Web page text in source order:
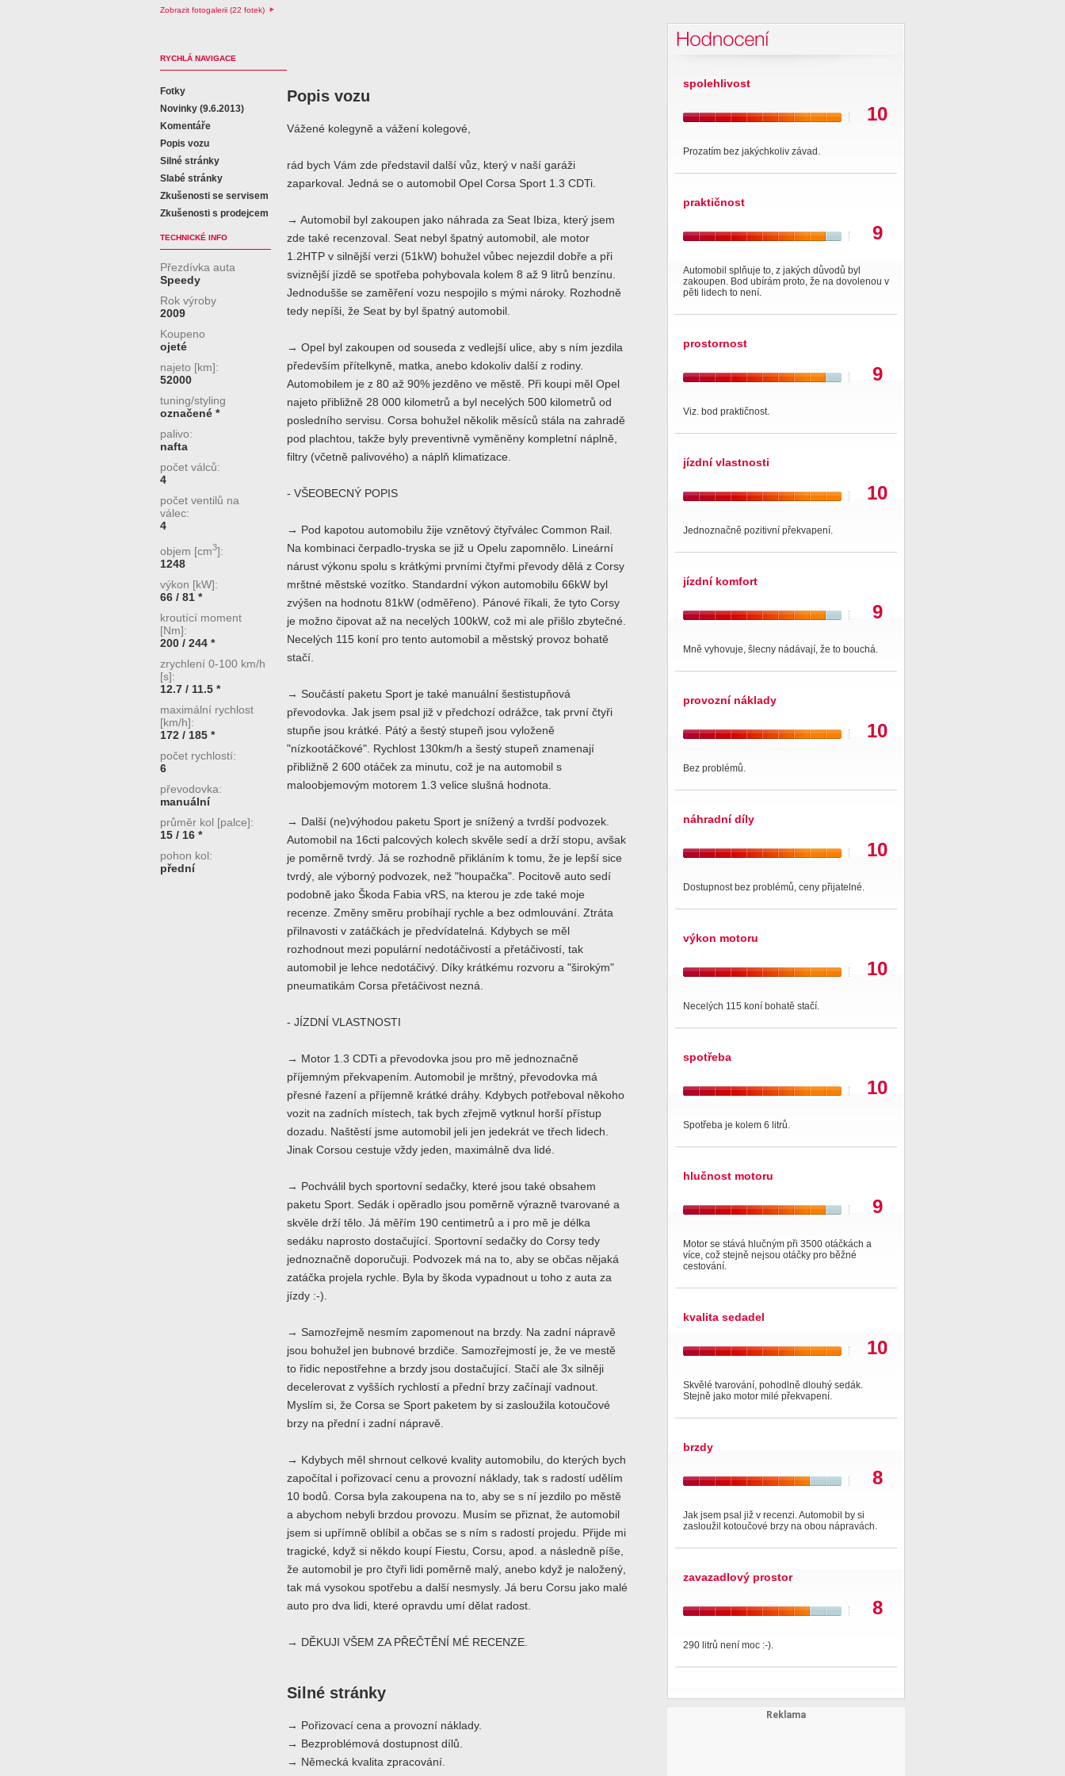
Zobrazit fotogalerii (22 fotek)
RYCHLÁ NAVIGACE
Fotky
Novinky (9.6.2013)
Komentáře
Popis vozu
Silné stránky
Slabé stránky
Zkušenosti se servisem
Zkušenosti s prodejcem
TECHNICKÉ INFO
Přezdívka auta
Speedy
Rok výroby
2009
Koupeno
ojeté
najeto [km]:
52000
tuning/styling
označené *
palivo:
nafta
počet válců:
4
počet ventilů na
válec:
4
objem [cm3]:
1248
výkon [kW]:
66 / 81 *
kroutící moment
[Nm]:
200 / 244 *
zrychlení 0-100 km/h
[s]:
12.7 / 11.5 *
maximální rychlost
[km/h]:
172 / 185 *
počet rychlostí:
6
převodovka:
manuální
průměr kol [palce]:
15 / 16 *
pohon kol:
přední
Popis vozu
Vážené kolegyně a vážení kolegové,
rád bych Vám zde představil další vůz, který v naší garáži
zaparkoval. Jedná se o automobil Opel Corsa Sport 1.3 CDTi.
→ Automobil byl zakoupen jako náhrada za Seat Ibiza, který jsem
zde také recenzoval. Seat nebyl špatný automobil, ale motor
1.2HTP v silnější verzi (51kW) bohužel vůbec nejezdil dobře a při
sviznější jízdě se spotřeba pohybovala kolem 8 až 9 litrů benzínu.
Jednodušše se zaměření vozu nespojilo s mými nároky. Rozhodně
tedy nepíši, že Seat by byl špatný automobil.
→ Opel byl zakoupen od souseda z vedlejší ulice, aby s ním jezdila
především přítelkyně, matka, anebo kdokoliv další z rodiny.
Automobilem je z 80 až 90% jezděno ve městě. Při koupi měl Opel
najeto přibližně 28 000 kilometrů a byl necelých 500 kilometrů od
posledního servisu. Corsa bohužel několik měsíců stála na zahradě
pod plachtou, takže byly preventivně vyměněny kompletní náplně,
filtry (včetně palivového) a náplň klimatizace.
- VŠEOBECNÝ POPIS
→ Pod kapotou automobilu žije vznětový čtyřválec Common Rail.
Na kombinaci čerpadlo-tryska se již u Opelu zapomnělo. Lineární
nárust výkonu spolu s krátkými prvními čtyřmi převody dělá z Corsy
mrštné městské vozítko. Standardní výkon automobilu 66kW byl
zvýšen na hodnotu 81kW (odměřeno). Pánové říkali, že tyto Corsy
je možno čipovat až na necelých 100kW, což mi ale přišlo zbytečné.
Necelých 115 koní pro tento automobil a městský provoz bohatě
stačí.
→ Součástí paketu Sport je také manuální šestistupňová
převodovka. Jak jsem psal již v předchozí odrážce, tak první čtyři
stupňe jsou krátké. Pátý a šestý stupeň jsou vyloženě
"nízkootáčkové". Rychlost 130km/h a šestý stupeň znamenají
přibližně 2 600 otáček za minutu, což je na automobil s
maloobjemovým motorem 1.3 velice slušná hodnota.
→ Další (ne)výhodou paketu Sport je snížený a tvrdší podvozek.
Automobil na 16cti palcových kolech skvěle sedí a drží stopu, avšak
je poměrně tvrdý. Já se rozhodně přikláním k tomu, že je lepší sice
tvrdý, ale výborný podvozek, než "houpačka". Pocitově auto sedí
podobně jako Škoda Fabia vRS, na kterou je zde také moje
recenze. Změny směru probíhají rychle a bez odmlouvání. Ztráta
přilnavosti v zatáčkách je předvídatelná. Kdybych se měl
rozhodnout mezi populární nedotáčivostí a přetáčivostí, tak
automobil je lehce nedotáčivý. Díky krátkému rozvoru a "širokým"
pneumatikám Corsa přetáčivost nezná.
- JÍZDNÍ VLASTNOSTI
→ Motor 1.3 CDTi a převodovka jsou pro mě jednoznačně
příjemným překvapením. Automobil je mrštný, převodovka má
přesné řazení a příjemně krátké dráhy. Kdybych potřeboval někoho
vozit na zadních místech, tak bych zřejmě vytknul horší přístup
dozadu. Naštěstí jsme automobil jeli jen jedekrát ve třech lidech.
Jinak Corsou cestuje vždy jeden, maximálně dva lidé.
→ Pochválil bych sportovní sedačky, které jsou také obsahem
paketu Sport. Sedák i opěradlo jsou poměrně výrazně tvarované a
skvěle drží tělo. Já měřím 190 centimetrů a i pro mě je délka
sedáku naprosto dostačující. Sportovní sedačky do Corsy tedy
jednoznačně doporučuji. Podvozek má na to, aby se občas nějaká
zatáčka projela rychle. Byla by škoda vypadnout u toho z auta za
jízdy :-).
→ Samozřejmě nesmím zapomenout na brzdy. Na zadní nápravě
jsou bohužel jen bubnové brzdiče. Samozřejmostí je, že ve mestě
to řidic nepostřehne a brzdy jsou dostačující. Stačí ale 3x silněji
decelerovat z vyšších rychlostí a přední brzy začínají vadnout.
Myslím si, že Corsa se Sport paketem by si zasloužila kotoučové
brzy na přední i zadní nápravě.
→ Kdybych měl shrnout celkové kvality automobilu, do kterých bych
započítal i pořizovací cenu a provozní náklady, tak s radostí udělím
10 bodů. Corsa byla zakoupena na to, aby se s ní jezdilo po městě
a abychom nebyli brzdou provozu. Musím se přiznat, že automobil
jsem si upřímně oblíbil a občas se s ním s radostí projedu. Přijde mi
tragické, když si někdo koupí Fiestu, Corsu, apod. a následně píše,
že automobil je pro čtyři lidi poměrně malý, anebo když je naložený,
tak má vysokou spotřebu a další nesmysly. Já beru Corsu jako malé
auto pro dva lidi, které opravdu umí dělat radost.
→ DĚKUJI VŠEM ZA PŘEČTĚNÍ MÉ RECENZE.
Silné stránky
→ Pořizovací cena a provozní náklady.
→ Bezproblémová dostupnost dílů.
→ Německá kvalita zpracování.
Hodnocení
spolehlivost
10
Prozatím bez jakýchkoliv závad.
praktičnost
9
Automobil splňuje to, z jakých důvodů byl
zakoupen. Bod ubírám proto, že na dovolenou v
pěti lidech to není.
prostornost
9
Viz. bod praktičnost.
jízdní vlastnosti
10
Jednoznačně pozitivní překvapení.
jízdní komfort
9
Mně vyhovuje, šlecny nádávají, že to bouchá.
provozní náklady
10
Bez problémů.
náhradní díly
10
Dostupnost bez problémů, ceny přijatelné.
výkon motoru
10
Necelých 115 koní bohatě stačí.
spotřeba
10
Spotřeba je kolem 6 litrů.
hlučnost motoru
9
Motor se stává hlučným při 3500 otáčkách a
více, což stejně nejsou otáčky pro běžné
cestování.
kvalita sedadel
10
Skvělé tvarování, pohodlně dlouhý sedák.
Stejně jako motor milé překvapení.
brzdy
8
Jak jsem psal již v recenzi. Automobil by si
zasloužil kotoučové brzy na obou nápravách.
zavazadlový prostor
8
290 litrů není moc :-).